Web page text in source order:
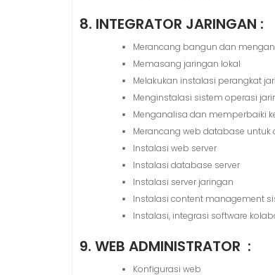
8. INTEGRATOR JARINGAN :
Merancang bangun dan
Memasang jaringan lokal
Melakukan instalasi perangkat
Menginstalasi sistem operasi
Menganalisa dan memperbaiki
Merancang web database untuk
Instalasi web server
Instalasi database server
Instalasi server jaringan
Instalasi content management
Instalasi, integrasi software
9. WEB ADMINISTRATOR :
Konfigurasi web